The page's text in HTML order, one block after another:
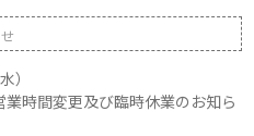
）
業時間変更及び臨時休業のお知ら